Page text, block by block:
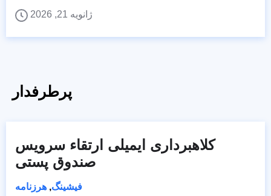
ژانویه 21, 2026
پرطرفدار
کلاهبرداری ایمیلی ارتقاء سرویس
صندوق پستی
فیشینگ, هرزنامه